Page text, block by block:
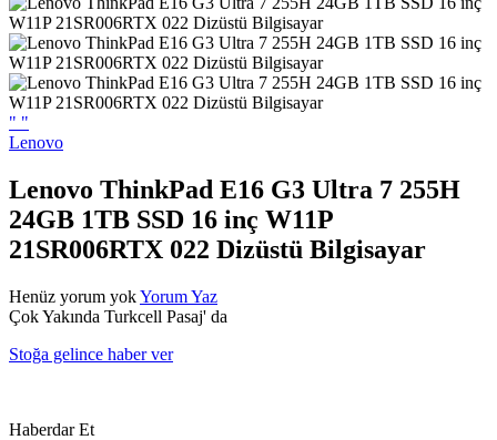
" "
Lenovo
Lenovo ThinkPad E16 G3 Ultra 7 255H
24GB 1TB SSD 16 inç W11P
21SR006RTX 022 Dizüstü Bilgisayar
Henüz yorum yokYorum Yaz
Çok Yakında Turkcell Pasaj' da
Stoğa gelince haber ver
Haberdar Et